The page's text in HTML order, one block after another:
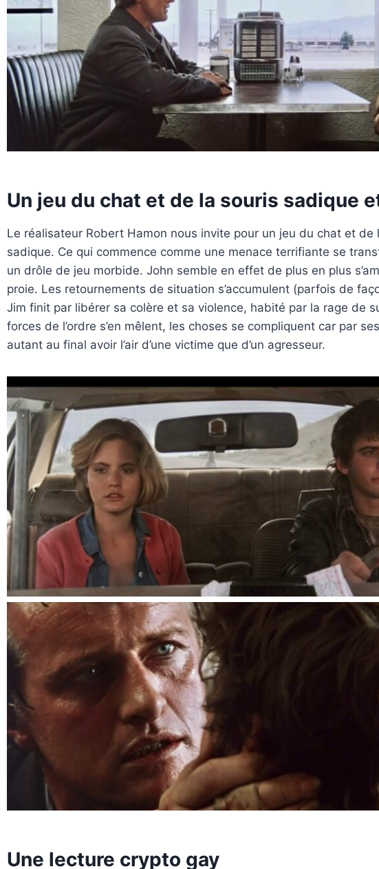
Un jeu du chat et de la souris sadique
Le réalisateur Robert Hamon nous invite pour un jeu du chat et de
sadique. Ce qui commence comme une menace terrifiante se
un drôle de jeu morbide. John semble en effet de plus en plus
proie. Les retournements de situation s’accumulent (parfois de
Jim finit par libérer sa colère et sa violence, habité par la rage de
forces de l’ordre s’en mêlent, les choses se compliquent car par
autant au final avoir l’air d’une victime que d’un agresseur.
Une lecture crypto gay